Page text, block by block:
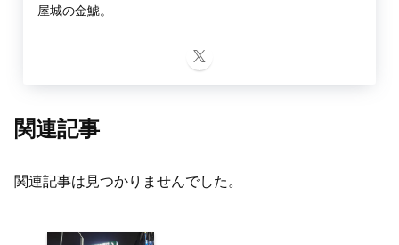
屋城の金鯱。
関連記事
関連記事は見つかりませんでした。